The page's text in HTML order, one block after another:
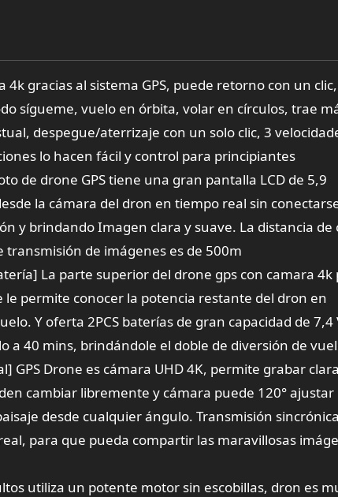
4k gracias al sistema GPS, puede retorno con un
sígueme, vuelo en órbita, volar en círculos, trae
despegue/aterrizaje con un solo clic, 3
lo hacen fácil y control para principiantes
de drone GPS tiene una gran pantalla LCD de 5,9
la cámara del dron en tiempo real sin
y brindando Imagen clara y suave. La distancia de
de imágenes es de 500m
La parte superior del drone gps con camara 4k
permite conocer la potencia restante del dron en
Y oferta 2PCS baterías de gran capacidad de 7,4
a 40 mins, brindándole el doble de diversión de
GPS Drone es cámara UHD 4K, permite grabar
cambiar libremente y cámara puede 120° ajustar
desde cualquier ángulo. Transmisión
para que pueda compartir las maravillosas
utiliza un potente motor sin escobillas, dron es